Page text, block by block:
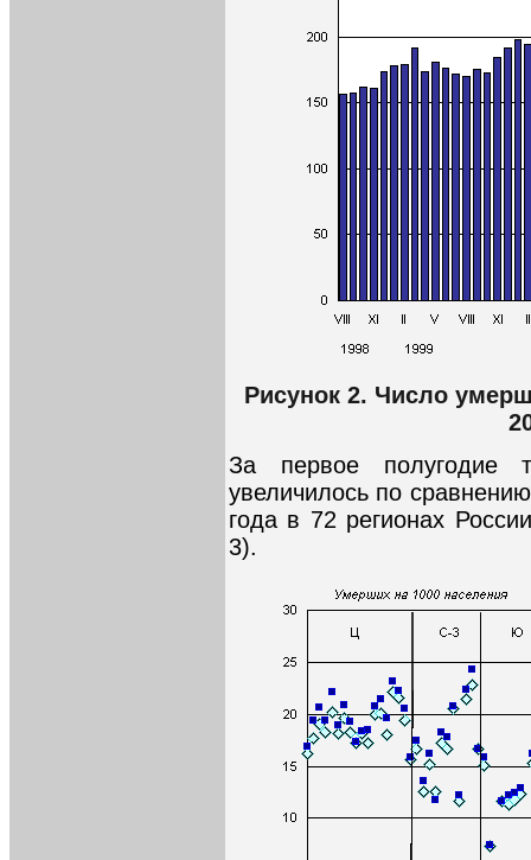
Рисунок 2. Число
За первое полугодие
увеличилось по
года в 72 регионах
3).